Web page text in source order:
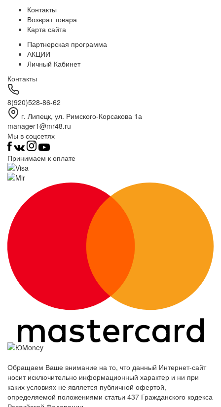
Контакты
Возврат товара
Карта сайта
Партнерская программа
АКЦИИ
Личный Кабинет
Контакты
8(920)528-86-62
г. Липецк, ул. Римского-Корсакова 1а
manager1@mr48.ru
Мы в соцсетях
Принимаем к оплате
Обращаем Ваше внимание на то, что данный Интернет-сайт
носит исключительно информационный характер и ни при
каких условиях не является публичной офертой,
определяемой положениями статьи 437 Гражданского кодекса